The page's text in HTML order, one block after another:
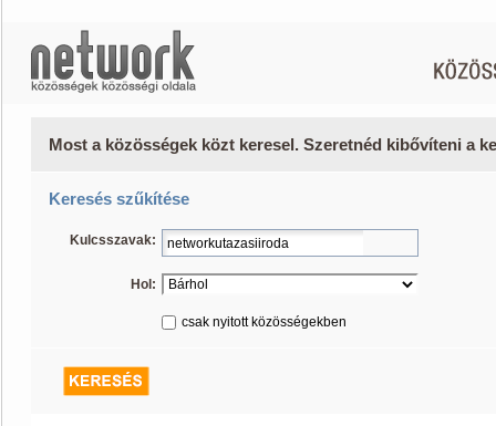
Most a közösségek közt keresel. Szeretnéd kibővíteni a
Keresés szűkítése
Kulcsszavak:
Hol:
csak nyitott közösségekben